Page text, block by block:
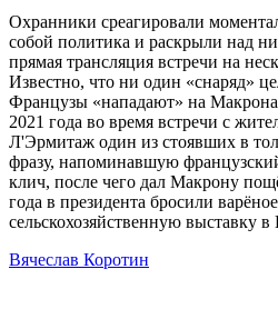
Охранники среагировали
собой политика и раскрыли над
прямая трансляция встречи на
Известно, что ни один «снаряд»
Французы «нападают» на
2021 года во время встречи с
Л'Эрмитаж один из стоявших в
фразу, напоминавшую
клич, после чего дал Макрону
года в президента бросили
сельскохозяйственную выставку
Вячеслав Коротин